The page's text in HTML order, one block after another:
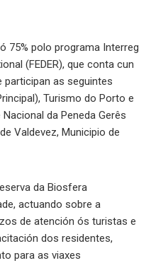
75% polo programa Interreg
(FEDER), que conta cun
participan as seguintes
Turismo do Porto e
da Peneda Gerês
Valdevez, Municipio de
da Biosfera
actuando sobre a
de atención ós turistas e
dos residentes,
para as viaxes